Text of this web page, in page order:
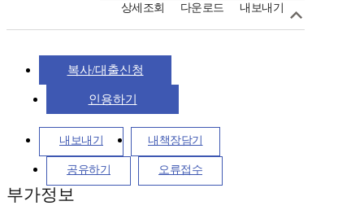
상세조회 다운로드 내보내기
복사/대출신청
인용하기
내보내기 내책장담기
공유하기 오류접수
부가정보